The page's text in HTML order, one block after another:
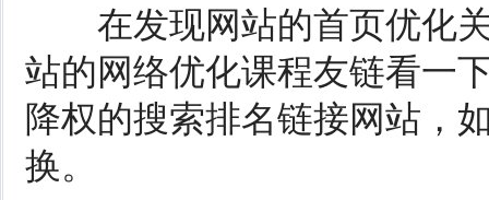
在发现网站的首页优化关
站的网络优化课程友链看一
降权的搜索排名链接网站，
换。